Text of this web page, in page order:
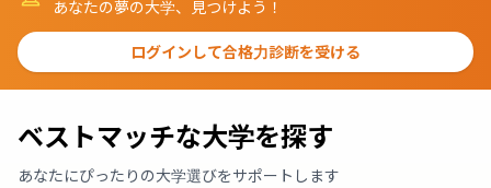
あなたの夢の大学、見つけよう！
ログインして合格力診断を受ける
ベストマッチな大学を探す
あなたにぴったりの大学選びをサポートします